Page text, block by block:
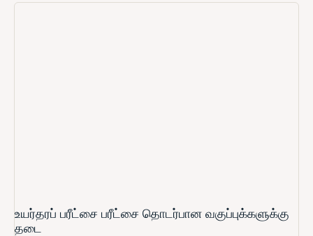
உயர்தரப் பரீட்சை பரீட்சை தொடர்பான வகுப்புக்களுக்கு
தடை